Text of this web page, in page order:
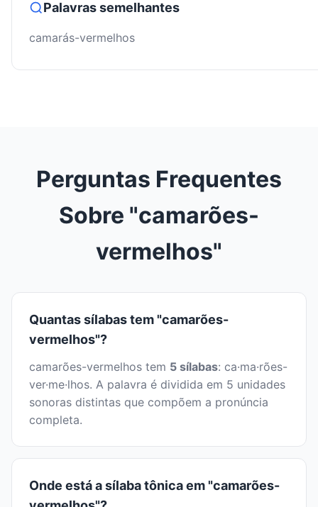
Palavras semelhantes
camarás-vermelhos
Perguntas Frequentes
Sobre "camarões-
vermelhos"
Quantas sílabas tem "camarões-
vermelhos"?
camarões-vermelhos tem 5 sílabas: ca·ma·rões-
ver·me·lhos. A palavra é dividida em 5 unidades
sonoras distintas que compõem a pronúncia
completa.
Onde está a sílaba tônica em "camarões-